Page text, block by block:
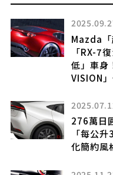
Mazda「
「RX-7
低」車身
VISION
276萬日
「每公
化簡約風